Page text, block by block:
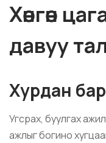
Хөнгөн
давуу
Хурдан
Угсрах, буулгах
ажлыг богино